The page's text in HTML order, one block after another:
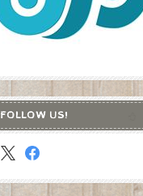
FOLLOW US!